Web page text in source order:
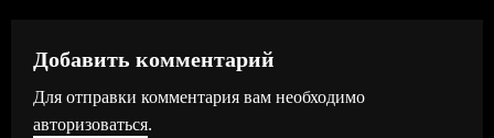
ж
и
Добавить комментарий
Для отправки комментария вам необходимо
авторизоваться.